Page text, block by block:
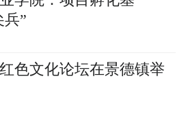
兵”
色文化论坛在景德镇举